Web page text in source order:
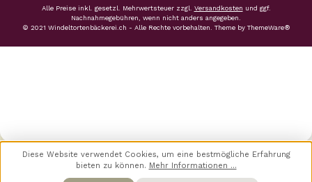
Alle Preise inkl. gesetzl. Mehrwertsteuer zzgl. Versandkosten und ggf.
Nachnahmegebühren, wenn nicht anders angegeben.
© 2021 Windeltortenbäckerei.ch - Alle Rechte vorbehalten. Theme by ThemeWare®
Diese Website verwendet Cookies, um eine bestmögliche Erfahrung
bieten zu können. Mehr Informationen ...